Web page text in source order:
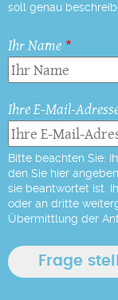
soll genau
Ihr Name
Ihre E-Mail-
Bitte beachten Sie:
den Sie hier
sie beantwortet ist.
oder an dritte
Übermittlung der